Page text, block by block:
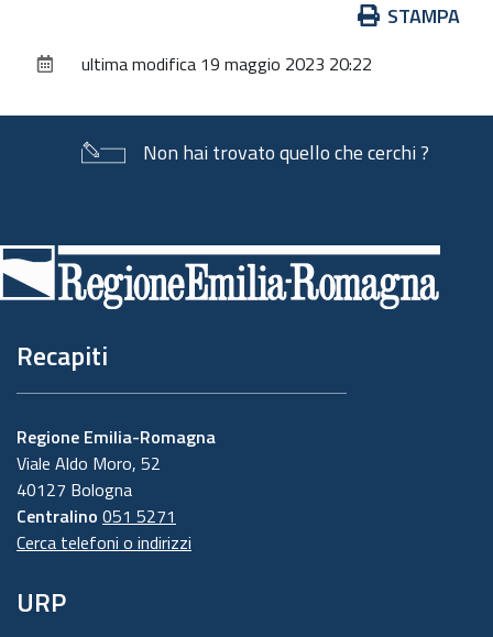
documento
STAMPA
ultima modifica 19 maggio 2023 20:22
Non hai trovato quello che cerchi ?
di
pagina
Recapiti
Regione Emilia-Romagna
Viale Aldo Moro, 52
40127 Bologna
Centralino 051 5271
Cerca telefoni o indirizzi
URP